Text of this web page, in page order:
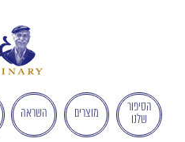
הישראלי
לְהַנְגָּשָׁת
הסיפור
שלנו
מוצרים השראה